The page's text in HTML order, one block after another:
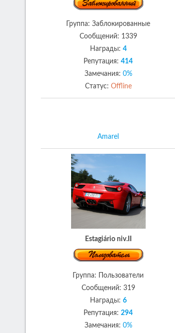
Группа: Заблокированные
Сообщений: 1339
Награды: 4
Репутация: 414
Замечания: 0%
Статус: Offline
Amarel
Estagiário niv.II
Группа: Пользователи
Сообщений: 319
Награды: 6
Репутация: 294
Замечания: 0%